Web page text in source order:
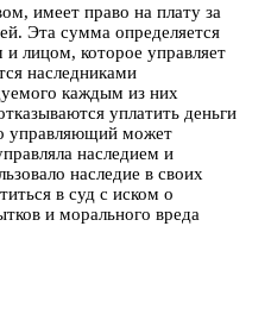
имеет право на плату за
Эта сумма определяется
лицом, которое управляет
наследниками
каждым из них
уплатить деньги
управляющий может
наследием и
наследие в своих
в суд с иском о
и морального вреда